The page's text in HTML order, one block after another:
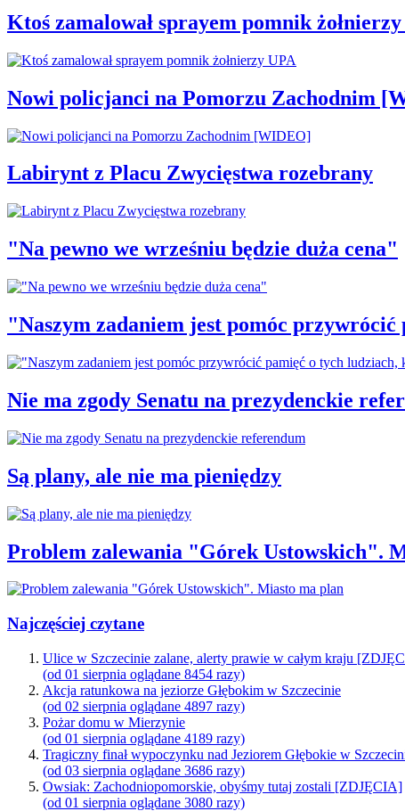
Ktoś zamalował sprayem pomnik
Nowi policjanci na Pomorzu Zachodnim
Labirynt z Placu Zwycięstwa rozebrany
"Na pewno we wrześniu będzie duża cena"
"Naszym zadaniem jest pomóc
Nie ma zgody Senatu na prezydenckie
Są plany, ale nie ma pieniędzy
Problem zalewania "Górek Ustowskich".
Najczęściej czytane
Ulice w Szczecinie zalane, alerty prawie w całym kraju
(od 01 sierpnia oglądane 8454 razy)
Akcja ratunkowa na jeziorze Głębokim w Szczecinie
(od 02 sierpnia oglądane 4897 razy)
Pożar domu w Mierzynie
(od 01 sierpnia oglądane 4189 razy)
Tragiczny finał wypoczynku nad Jeziorem Głębokie w
(od 03 sierpnia oglądane 3686 razy)
Owsiak: Zachodniopomorskie, obyśmy tutaj zostali [ZDJĘCIA]
(od 01 sierpnia oglądane 3080 razy)